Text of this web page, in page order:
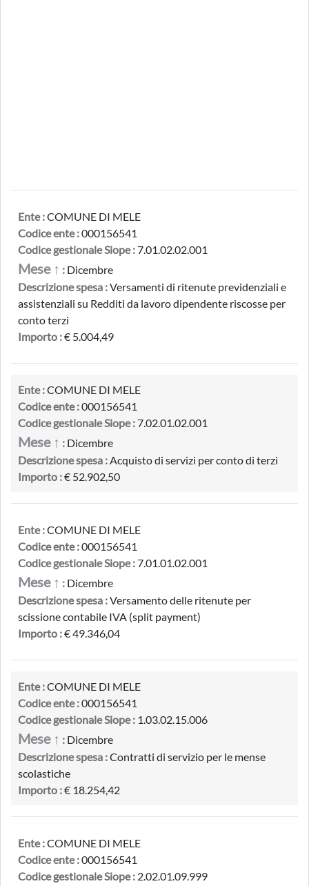
Ente :COMUNE DI MELE
Codice ente :000156541
Codice gestionale Siope :7.01.02.02.001
Mese ↑ : Dicembre
Descrizione spesa :Versamenti di ritenute previdenziali e
assistenziali su Redditi da lavoro dipendente riscosse per
conto terzi
Importo :€ 5.004,49
Ente :COMUNE DI MELE
Codice ente :000156541
Codice gestionale Siope :7.02.01.02.001
Mese ↑ : Dicembre
Descrizione spesa :Acquisto di servizi per conto di terzi
Importo :€ 52.902,50
Ente :COMUNE DI MELE
Codice ente :000156541
Codice gestionale Siope :7.01.01.02.001
Mese ↑ : Dicembre
Descrizione spesa :Versamento delle ritenute per
scissione contabile IVA (split payment)
Importo :€ 49.346,04
Ente :COMUNE DI MELE
Codice ente :000156541
Codice gestionale Siope : 1.03.02.15.006
Mese ↑ : Dicembre
Descrizione spesa :Contratti di servizio per le mense
scolastiche
Importo :€ 18.254,42
Ente :COMUNE DI MELE
Codice ente :000156541
Codice gestionale Siope : 2.02.01.09.999